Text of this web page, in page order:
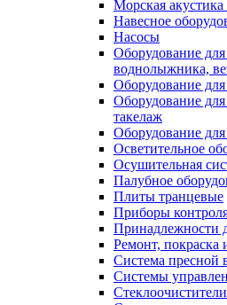
Морская акустика
Навесное
Насосы
Оборудование
воднолыжника,
Оборудование
Оборудование
такелаж
Оборудование
Осветительное
Осушительная
Палубное
Плиты транцевые
Приборы
Принадлежности
Ремонт, покраска
Система пресной
Системы